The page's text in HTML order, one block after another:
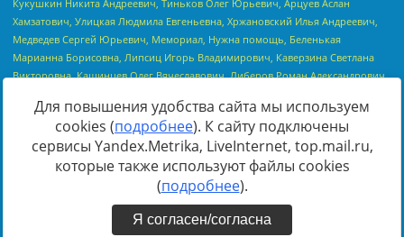
Источник:https://minjust.gov.ru/uploaded/files/reestr-
inostrannyih-agentov-22-03-2024.pdfданные на22.03.2024
Для повышения удобства сайта мы используем
cookies (подробнее). К сайту подключены
сервисы Yandex.Metrika, LiveInternet, top.mail.ru,
которые также используют файлы cookies
(подробнее).
Я согласен/согласна